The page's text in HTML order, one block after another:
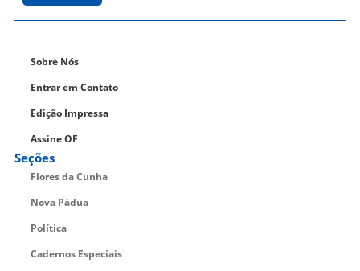
Sobre Nós
Entrar em Contato
Edição Impressa
Assine OF
Seções
Flores da Cunha
Nova Pádua
Política
Cadernos Especiais